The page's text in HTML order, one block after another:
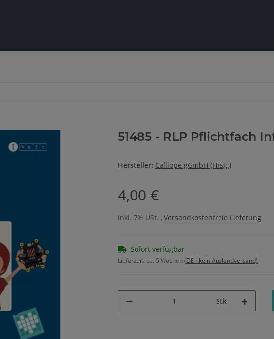
51485 - RLP Pflichtfach
Hersteller: Calliope gGmbH (Hrsg.)
4,00 €
inkl. 7% USt. , Versandkostenfreie Lieferung
Sofort verfügbar
Lieferzeit: ca. 5 Wochen(DE - kein Auslandversand)
Stk